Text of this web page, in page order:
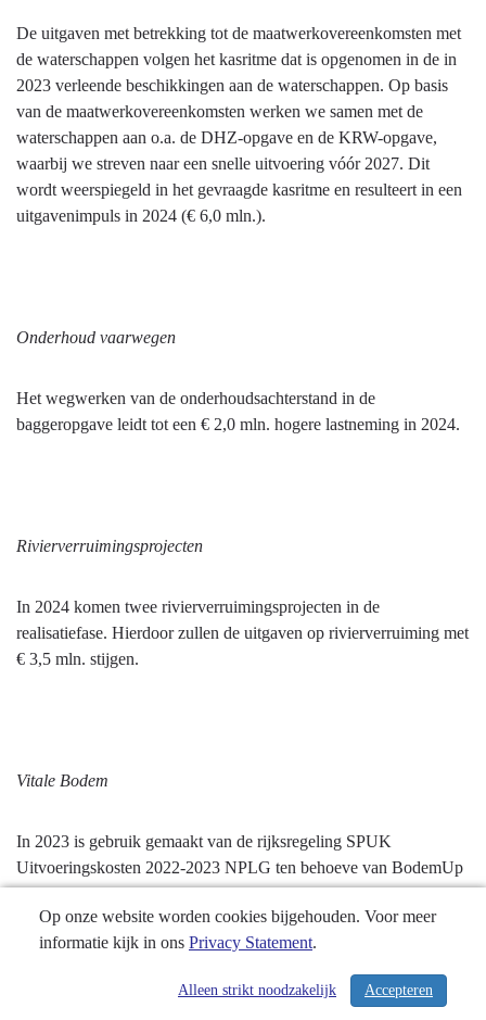
Water
bodem
Wat
mag
het
De uitgaven met betrekking tot de maatwerkovereenkomsten met
de waterschappen volgen het kasritme dat is opgenomen in de in
2023 verleende beschikkingen aan de waterschappen. Op basis
van de maatwerkovereenkomsten werken we samen met de
waterschappen aan o.a. de DHZ-opgave en de KRW-opgave,
waarbij we streven naar een snelle uitvoering vóór 2027. Dit
wordt weerspiegeld in het gevraagde kasritme en resulteert in een
uitgavenimpuls in 2024 (€ 6,0 mln.).
Onderhoud vaarwegen
Het wegwerken van de onderhoudsachterstand in de
baggeropgave leidt tot een € 2,0 mln. hogere lastneming in 2024.
Rivierverruimingsprojecten
In 2024 komen twee rivierverruimingsprojecten in de
realisatiefase. Hierdoor zullen de uitgaven op rivierverruiming met
€ 3,5 mln. stijgen.
Vitale Bodem
In 2023 is gebruik gemaakt van de rijksregeling SPUK
Uitvoeringskosten 2022-2023 NPLG ten behoeve van BodemUp
2.0. In 2024 komen deze kosten weer ten laste van de provinciale
middelen. Dit leidt tot € 2,2 mln. meer uitgaven in 2024.
/ 374
Op onze website worden cookies bijgehouden. Voor meer
informatie kijk in ons Privacy Statement.
Accepteren
Alleen strikt noodzakelijk